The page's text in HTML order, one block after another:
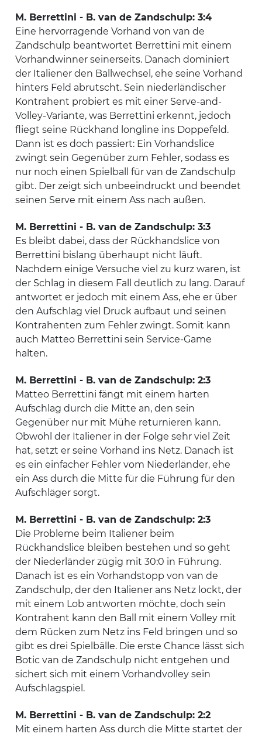
M. Berrettini - B. van de Zandschulp: 3:4
Eine hervorragende Vorhand von van de
Zandschulp beantwortet Berrettini mit einem
Vorhandwinner seinerseits. Danach dominiert
der Italiener den Ballwechsel, ehe seine Vorhand
hinters Feld abrutscht. Sein niederländischer
Kontrahent probiert es mit einer Serve-and-
Volley-Variante, was Berrettini erkennt, jedoch
fliegt seine Rückhand longline ins Doppefeld.
Dann ist es doch passiert: Ein Vorhandslice
zwingt sein Gegenüber zum Fehler, sodass es
nur noch einen Spielball für van de Zandschulp
gibt. Der zeigt sich unbeeindruckt und beendet
seinen Serve mit einem Ass nach außen.
M. Berrettini - B. van de Zandschulp: 3:3
Es bleibt dabei, dass der Rückhandslice von
Berrettini bislang überhaupt nicht läuft.
Nachdem einige Versuche viel zu kurz waren, ist
der Schlag in diesem Fall deutlich zu lang. Darauf
antwortet er jedoch mit einem Ass, ehe er über
den Aufschlag viel Druck aufbaut und seinen
Kontrahenten zum Fehler zwingt. Somit kann
auch Matteo Berrettini sein Service-Game
halten.
M. Berrettini - B. van de Zandschulp: 2:3
Matteo Berrettini fängt mit einem harten
Aufschlag durch die Mitte an, den sein
Gegenüber nur mit Mühe returnieren kann.
Obwohl der Italiener in der Folge sehr viel Zeit
hat, setzt er seine Vorhand ins Netz. Danach ist
es ein einfacher Fehler vom Niederländer, ehe
ein Ass durch die Mitte für die Führung für den
Aufschläger sorgt.
M. Berrettini - B. van de Zandschulp: 2:3
Die Probleme beim Italiener beim
Rückhandslice bleiben bestehen und so geht
der Niederländer zügig mit 30:0 in Führung.
Danach ist es ein Vorhandstopp von van de
Zandschulp, der den Italiener ans Netz lockt, der
mit einem Lob antworten möchte, doch sein
Kontrahent kann den Ball mit einem Volley mit
dem Rücken zum Netz ins Feld bringen und so
gibt es drei Spielbälle. Die erste Chance lässt sich
Botic van de Zandschulp nicht entgehen und
sichert sich mit einem Vorhandvolley sein
Aufschlagspiel.
M. Berrettini - B. van de Zandschulp: 2:2
Mit einem harten Ass durch die Mitte startet der